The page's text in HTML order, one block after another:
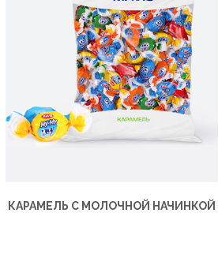
КАРАМЕЛЬ С МОЛОЧНОЙ НАЧИНКОЙ